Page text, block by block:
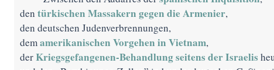
den türkischen Massakern gegen die Armenier,
den deutschen Judenverbrennungen,
demamerikanischen Vorgehen in Vietnam,
derKriegsgefangenen-Behandlung seitens der Israelis